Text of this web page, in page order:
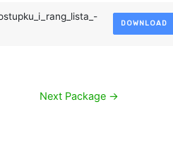
DOWNLOAD
Next Package →